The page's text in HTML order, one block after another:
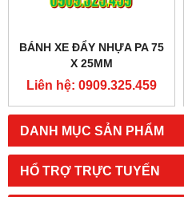
DANH MỤC SẢN PHẨM
HỔ TRỢ TRỰC TUYẾN
BÁNH XE ĐẨY NHỰA PA 75
X 25MM
Liên hệ: 0909.325.459